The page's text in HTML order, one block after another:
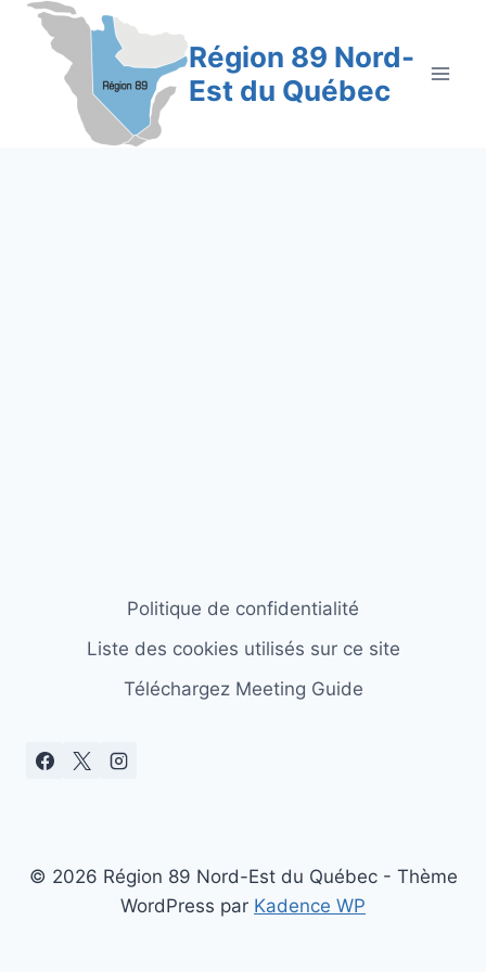
Aller
contenu
Région 89 Nord-
Est du Québec
Politique de confidentialité
Liste des cookies utilisés sur ce site
Téléchargez Meeting Guide
© 2026 Région 89 Nord-Est du Québec - Thème
WordPress par Kadence WP